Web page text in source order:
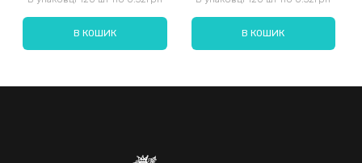
В КОШИК В КОШИК